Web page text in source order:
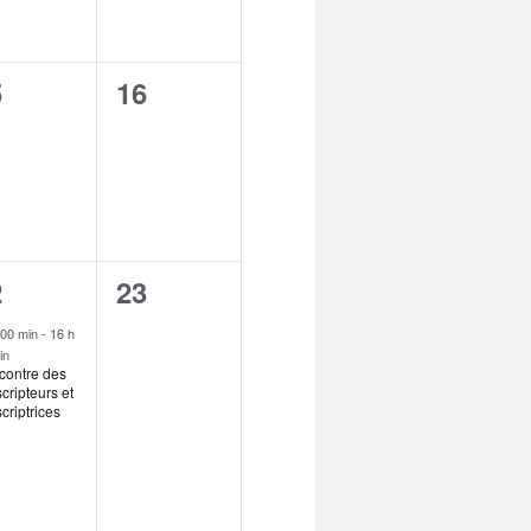
0
16
min- 16 h
des
et
0
23